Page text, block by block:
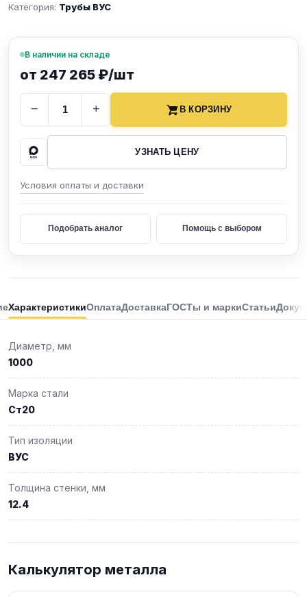
Категория: Трубы ВУС
В наличии на складе
от 247 265 ₽/шт
− + В КОРЗИНУ
УЗНАТЬ ЦЕНУ
Условия оплаты и доставки
Подобрать аналог Помощь с выбором
ХарактеристикиОплатаДоставкаГОСТы и маркиСтатьи
Диаметр, мм
1000
Марка стали
Ст20
Тип изоляции
ВУС
Толщина стенки, мм
12.4
Калькулятор металла